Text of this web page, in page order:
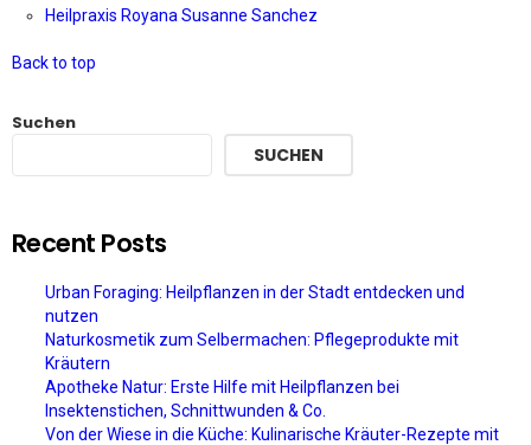
Heilpraxis Royana Susanne Sanchez
Back to top
Suchen
SUCHEN
Recent Posts
Urban Foraging: Heilpflanzen in der Stadt entdecken und
nutzen
Naturkosmetik zum Selbermachen: Pflegeprodukte mit
Kräutern
Apotheke Natur: Erste Hilfe mit Heilpflanzen bei
Insektenstichen, Schnittwunden & Co.
Von der Wiese in die Küche: Kulinarische Kräuter-Rezepte mit